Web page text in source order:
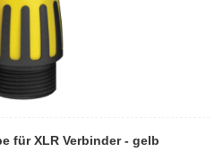
für XLR Verbinder - gelb